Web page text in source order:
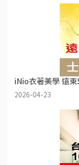
iNio衣著美學 遠
2026-04-23